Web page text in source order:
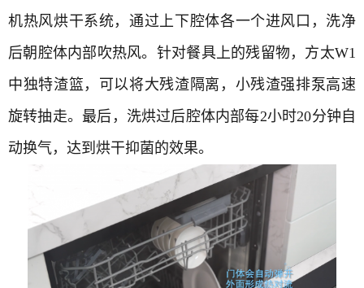
机热风烘干系统，通过上下腔体各一个进风口，洗净
后朝腔体内部吹热风。针对餐具上的残留物，方太W1
中独特渣篮，可以将大残渣隔离，小残渣强排泵高速
旋转抽走。最后，洗烘过后腔体内部每2小时20分钟自
动换气，达到烘干抑菌的效果。